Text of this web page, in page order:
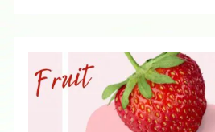
ーツサンドをお楽しみください。